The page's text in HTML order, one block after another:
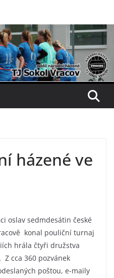
házené ve
oslav sedmdesátin české
konal pouliční turnaj
hrála čtyři družstva
cca 360 pozvánek
poštou, e-maily